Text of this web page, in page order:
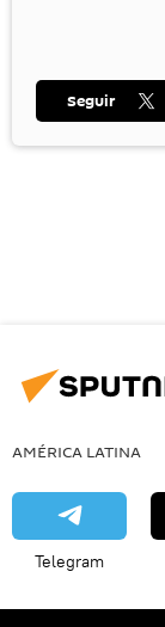
Seguir
AMÉRICA LATINA
Telegram